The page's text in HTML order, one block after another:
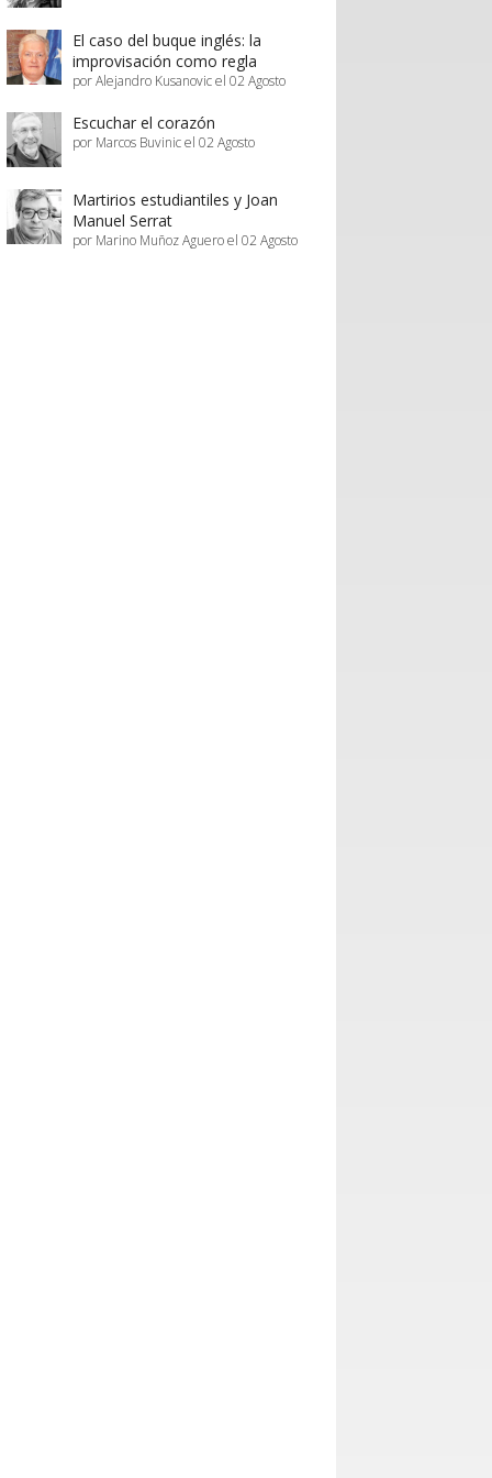
El caso del buque inglés: la
improvisación como regla
por Alejandro Kusanovic el 02 Agosto
Escuchar el corazón
por Marcos Buvinic el 02 Agosto
Martirios estudiantiles y Joan
Manuel Serrat
por Marino Muñoz Aguero el 02 Agosto